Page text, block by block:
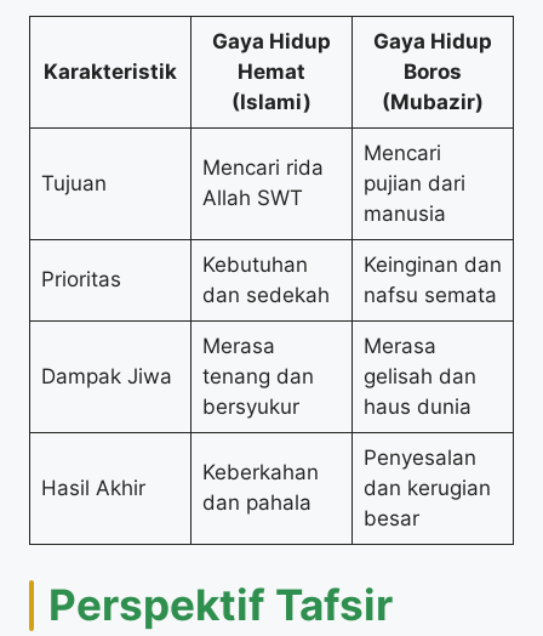
Karakteristik
Gaya Hidup
Hemat
(Islami)
Gaya Hidup
Boros
(Mubazir)
Tujuan
Mencari rida
Allah SWT
Mencari
pujian dari
manusia
Prioritas
Kebutuhan
dan sedekah
Keinginan dan
nafsu semata
Dampak Jiwa
Merasa
tenang dan
bersyukur
Merasa
gelisah dan
haus dunia
Hasil Akhir
Keberkahan
dan pahala
Penyesalan
dan kerugian
besar
Perspektif Tafsir